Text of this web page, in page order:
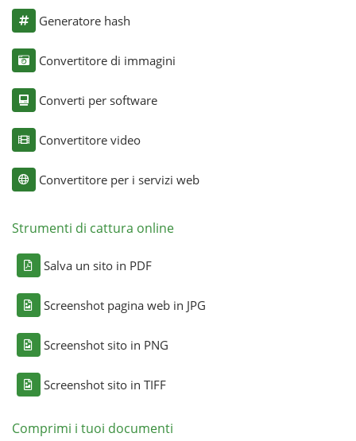
Generatore hash
Convertitore di immagini
Converti per software
Convertitore video
Convertitore per i servizi web
Strumenti di cattura online
Salva un sito in PDF
Screenshot pagina web in JPG
Screenshot sito in PNG
Screenshot sito in TIFF
Comprimi i tuoi documenti